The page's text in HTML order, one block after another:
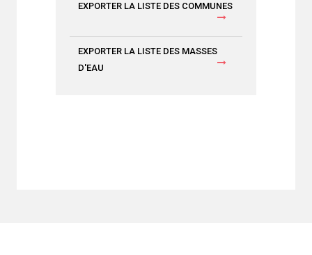
EXPORTER LA LISTE DES COMMUNES
EXPORTER LA LISTE DES MASSES
D'EAU